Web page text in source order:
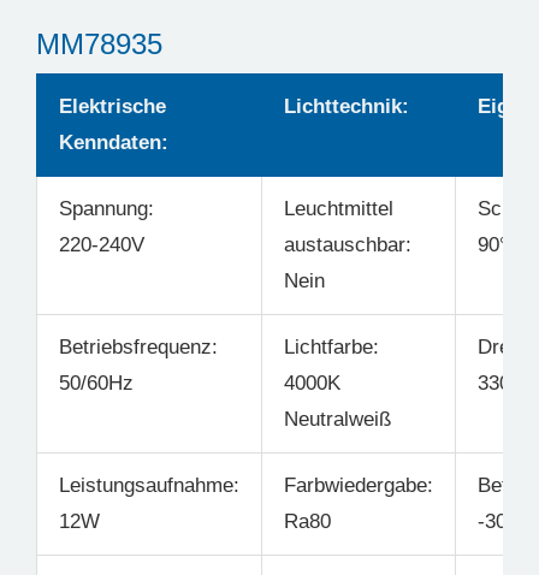
MM78935
Elektrische
Kenndaten:
Lichttechnik:
Spannung:
220-240V
Leuchtmittel
austauschbar:
Nein
90°
Betriebsfrequenz:
50/60Hz
Lichtfarbe:
4000K
Neutralweiß
330°
Leistungsaufnahme:
12W
Farbwiedergabe:
Ra80
-30°C